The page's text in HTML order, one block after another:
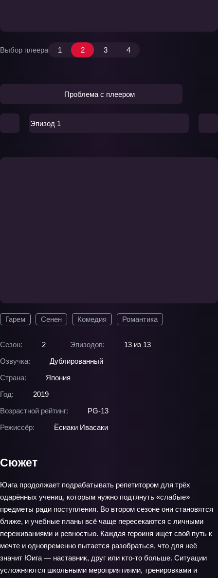
Гарем Сенен Комедия Романтика
Сезон: 2 Эпизодов:
13 из 13
Озвучка:
Дублированный
Страна:
Япония
Год:
2019
Возрастной рейтинг:
PG-13
Режиссёр:
Ёсиаки Ивасаки
Выбор плеера 1 2 3 4
Проблема с плеером
Эпизод 1
Сюжет
Юига продолжает подрабатывать репетитором для трёх
одарённых учениц, которым нужно подтянуть «слабые»
предметы ради поступления. Во втором сезоне они становятся
ближе, и учебные планы всё чаще пересекаются с личными
переживаниями и ревностью. Каждая героиня ищет свой путь к
мечте и одновременно пытается разобраться, что для неё
значит Юига — наставник, друг или кто-то больше. Ситуации
усложняются школьными мероприятиями, тренировками и